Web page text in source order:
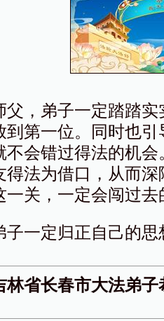
父，弟子一定踏踏
到第一位。同时也
不会错过得法的机
得法为借口，从而
一关，一定会闯过
子一定归正自己的
林省长春市大法弟